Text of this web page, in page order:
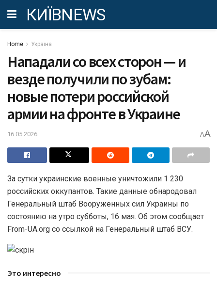
КИЇВNEWS
Home Україна
Нападали со всех сторон — и
везде получили по зубам:
новые потери российской
армии на фронте в Украине
16.05.2026 AA
За сутки украинские военные уничтожили 1 230
российских оккупантов. Такие данные обнародовал
Генеральный штаб Вооруженных сил Украины по
состоянию на утро субботы, 16 мая. Об этом сообщает
From-UA.org со ссылкой на Генеральный штаб ВСУ.
Это интересно